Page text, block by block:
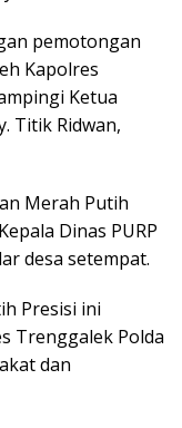
pemotongan
Kapolres
Ketua
Titik Ridwan,
Merah Putih
Dinas PURP
desa setempat.
Presisi ini
Trenggalek Polda
dan